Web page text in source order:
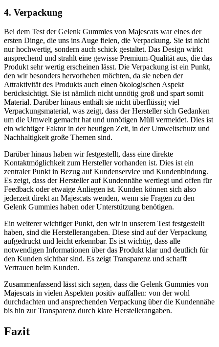
4. Verpackung
Bei dem Test der Gelenk Gummies von Majescats war eines der
ersten Dinge, die uns ins Auge fielen, die Verpackung. Sie ist nicht
nur hochwertig, sondern auch schick gestaltet. Das Design wirkt
ansprechend und strahlt eine gewisse Premium-Qualität aus, die das
Produkt sehr wertig erscheinen lässt. Die Verpackung ist ein Punkt,
den wir besonders hervorheben möchten, da sie neben der
Attraktivität des Produkts auch einen ökologischen Aspekt
berücksichtigt. Sie ist nämlich nicht unnötig groß und spart somit
Material. Darüber hinaus enthält sie nicht überflüssig viel
Verpackungsmaterial, was zeigt, dass der Hersteller sich Gedanken
um die Umwelt gemacht hat und unnötigen Müll vermeidet. Dies ist
ein wichtiger Faktor in der heutigen Zeit, in der Umweltschutz und
Nachhaltigkeit große Themen sind.
Darüber hinaus haben wir festgestellt, dass eine direkte
Kontaktmöglichkeit zum Hersteller vorhanden ist. Dies ist ein
zentraler Punkt in Bezug auf Kundenservice und Kundenbindung.
Es zeigt, dass der Hersteller auf Kundennähe wertlegt und offen für
Feedback oder etwaige Anliegen ist. Kunden können sich also
jederzeit direkt an Majescats wenden, wenn sie Fragen zu den
Gelenk Gummies haben oder Unterstützung benötigen.
Ein weiterer wichtiger Punkt, den wir in unserem Test festgestellt
haben, sind die Herstellerangaben. Diese sind auf der Verpackung
aufgedruckt und leicht erkennbar. Es ist wichtig, dass alle
notwendigen Informationen über das Produkt klar und deutlich für
den Kunden sichtbar sind. Es zeigt Transparenz und schafft
Vertrauen beim Kunden.
Zusammenfassend lässt sich sagen, dass die Gelenk Gummies von
Majescats in vielen Aspekten positiv auffallen: von der wohl
durchdachten und ansprechenden Verpackung über die Kundennähe
bis hin zur Transparenz durch klare Herstellerangaben.
Fazit